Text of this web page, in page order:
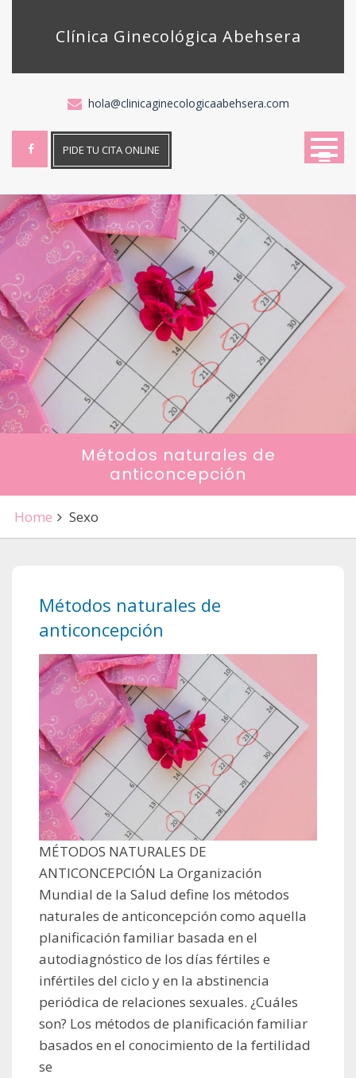
Clínica Ginecológica Abehsera
hola@clinicaginecologicaabehsera.com
PIDE TU CITA ONLINE
Métodos naturales de
anticoncepción
Home Sexo
Métodos naturales de
anticoncepción
MÉTODOS NATURALES DE
ANTICONCEPCIÓN La Organización
Mundial de la Salud define los métodos
naturales de anticoncepción como aquella
planificación familiar basada en el
autodiagnóstico de los días fértiles e
infértiles del ciclo y en la abstinencia
periódica de relaciones sexuales. ¿Cuáles
son? Los métodos de planificación familiar
basados en el conocimiento de la fertilidad
se